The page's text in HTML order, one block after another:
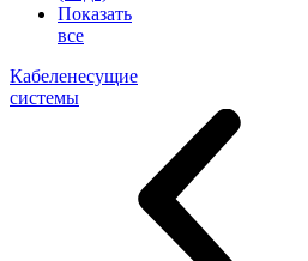
Показать
все
Кабеленесущие
системы